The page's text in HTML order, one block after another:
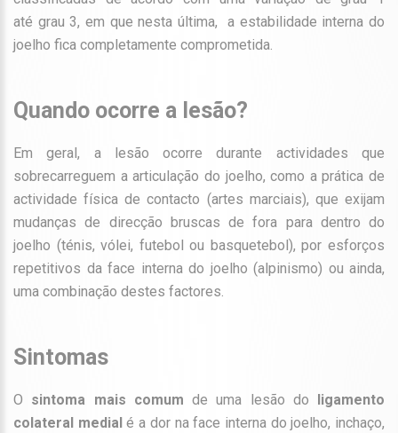
até grau 3, em que nesta última, a estabilidade interna do
joelho fica completamente comprometida.
Quando ocorre a lesão?
Em geral, a lesão ocorre durante actividades que
sobrecarreguem a articulação do joelho, como a prática de
actividade física de contacto (artes marciais), que exijam
mudanças de direcção bruscas de fora para dentro do
joelho (ténis, vólei, futebol ou basquetebol), por esforços
repetitivos da face interna do joelho (alpinismo) ou ainda,
uma combinação destes factores.
Sintomas
O sintoma mais comum de uma lesão do ligamento
colateral medialé a dor na face interna do joelho, inchaço,